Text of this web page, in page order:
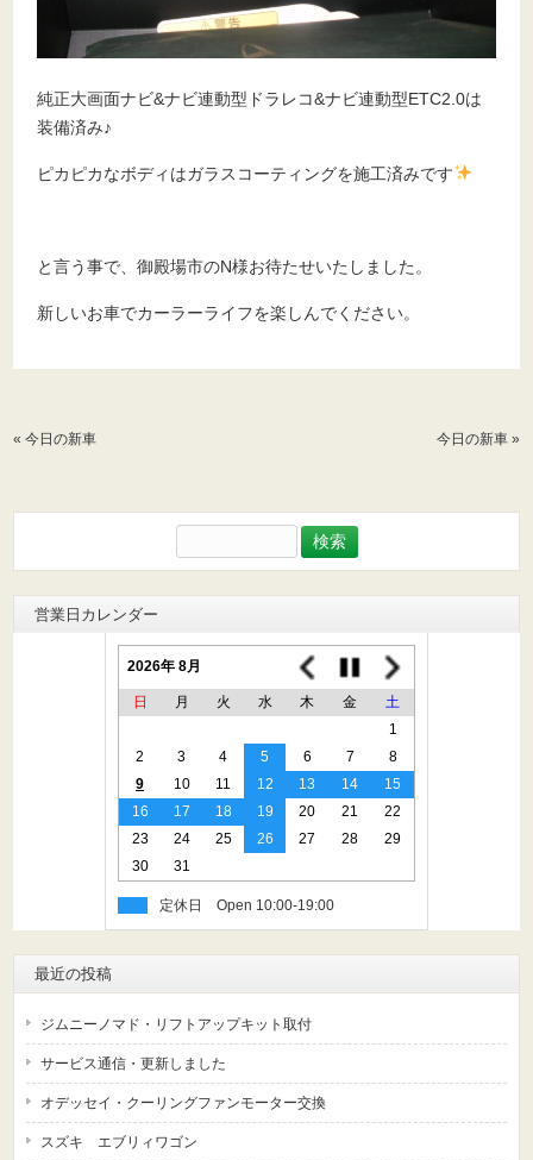
純正大画面ナビ&ナビ連動型ドラレコ&ナビ連動型ETC2.0は
装備済み♪
ピカピカなボディはガラスコーティングを施工済みです
と言う事で、御殿場市のN様お待たせいたしました。
新しいお車でカーラーライフを楽しんでください。
«今日の新車 今日の新車»
索:
営業日カレンダー
2026年 8月
日 月 火 水 木 金
土
1
2
3 4 5 6 7
8
9
10 11 12 13 14
15
16
17 18 19 20 21
22
23
24 25 26 27 28
29
30
31
定休日
最近の投稿
ジムニーノマド・リフトアップキット取付
サービス通信・更新しました
オデッセイ・クーリングファンモーター交換
スズキ エブリィワゴン